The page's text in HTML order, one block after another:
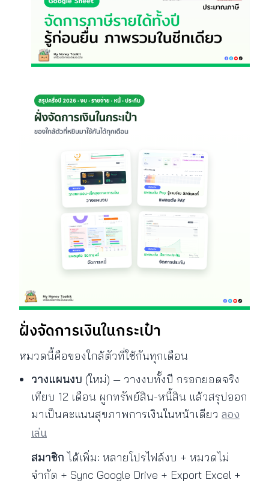
ฝั่งจัดการเงินในกระเป๋า
หมวดนี้คือของใกล้ตัวที่ใช้กันทุกเดือน
วางแผนงบ (ใหม่) — วางงบทั้งปี กรอกยอดจริง
เทียบ 12 เดือน ผูกทรัพย์สิน-หนี้สิน แล้วสรุปออก
มาเป็นคะแนนสุขภาพการเงินในหน้าเดียว ลอง
เล่น
สมาชิก ได้เพิ่ม: หลายโปรไฟล์งบ + หมวดไม่
จำกัด + Sync Google Drive + Export Excel +